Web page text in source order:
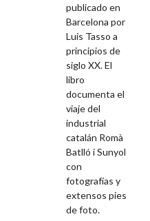
publicado en
Barcelona por
Luis Tasso a
principios de
siglo XX. El
libro
documenta el
viaje del
industrial
catalán Romà
Batlló i Sunyol
con
fotografías y
extensos pies
de foto.